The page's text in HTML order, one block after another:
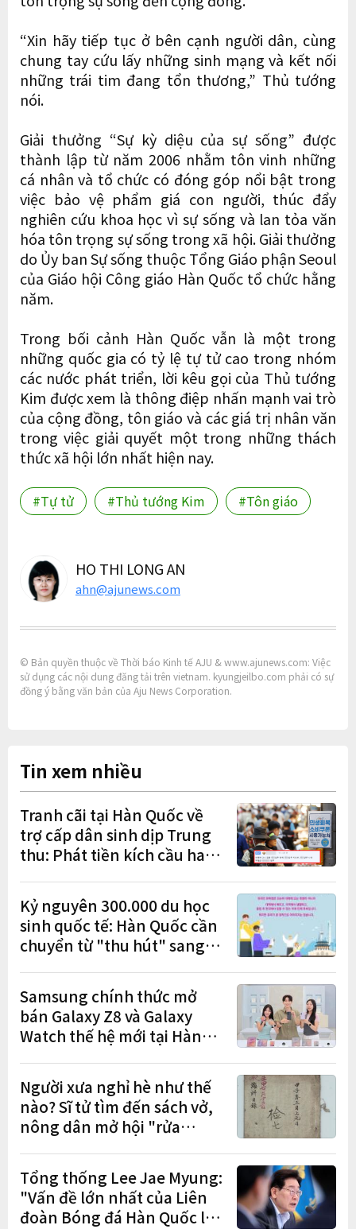
“Xin hãy tiếp tục ở bên cạnh người dân, cùng
chung tay cứu lấy những sinh mạng và kết nối
những trái tim đang tổn thương,” Thủ tướng
nói.
Giải thưởng “Sự kỳ diệu của sự sống” được
thành lập từ năm 2006 nhằm tôn vinh những
cá nhân và tổ chức có đóng góp nổi bật trong
việc bảo vệ phẩm giá con người, thúc đẩy
nghiên cứu khoa học vì sự sống và lan tỏa văn
hóa tôn trọng sự sống trong xã hội. Giải thưởng
do Ủy ban Sự sống thuộc Tổng Giáo phận Seoul
của Giáo hội Công giáo Hàn Quốc tổ chức hằng
năm.
Trong bối cảnh Hàn Quốc vẫn là một trong
những quốc gia có tỷ lệ tự tử cao trong nhóm
các nước phát triển, lời kêu gọi của Thủ tướng
Kim được xem là thông điệp nhấn mạnh vai trò
của cộng đồng, tôn giáo và các giá trị nhân văn
trong việc giải quyết một trong những thách
thức xã hội lớn nhất hiện nay.
#Tự tử #Thủ tướng Kim #Tôn giáo
HO THI LONG AN
ahn@ajunews.com
© Bản quyền thuộc về Thời báo Kinh tế AJU & www.ajunews.com: Việc
sử dụng các nội dung đăng tải trên vietnam. kyungjeilbo.com phải có sự
đồng ý bằng văn bản của Aju News Corporation.
Tin xem nhiều
Tranh cãi tại Hàn Quốc về
trợ cấp dân sinh dịp Trung
thu: Phát tiền kích cầu hay
Kỷ nguyên 300.000 du học
sinh quốc tế: Hàn Quốc cần
chuyển từ "thu hút" sang
Samsung chính thức mở
bán Galaxy Z8 và Galaxy
Watch thế hệ mới tại Hàn
đơn đặt trước
Người xưa nghỉ hè như thế
nào? Sĩ tử tìm đến sách vở,
nông dân mở hội "rửa
Tổng thống Lee Jae Myung:
"Vấn đề lớn nhất của Liên
đoàn Bóng đá Hàn Quốc là